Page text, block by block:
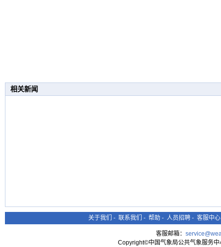
相关新闻
关于我们 - 联系我们 - 帮助 - 人员招聘 - 客服中心
客服邮箱：
Copyright©中国气象局公共气象服务